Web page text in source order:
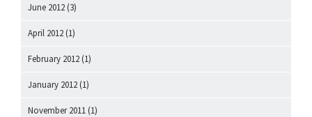
June 2012 (3)
April 2012 (1)
February 2012 (1)
January 2012 (1)
November 2011 (1)